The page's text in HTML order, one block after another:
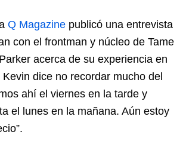
Q Magazine publicó una entrevista
con el frontman y núcleo de Tame
acerca de su experiencia en
dice no recordar mucho del
ahí el viernes en la tarde y
el lunes en la mañana. Aún estoy